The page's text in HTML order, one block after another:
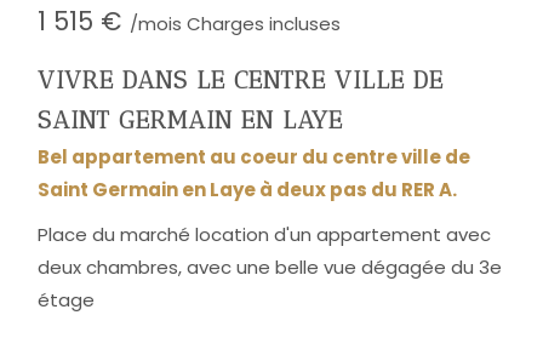
1 515 € /mois Charges incluses
VIVRE DANS LE CENTRE VILLE DE
SAINT GERMAIN EN LAYE
Bel appartement au coeur du centre ville de
Saint Germain en Laye à deux pas du RER A.
Place du marché location d'un appartement avec
deux chambres, avec une belle vue dégagée du 3e
étage